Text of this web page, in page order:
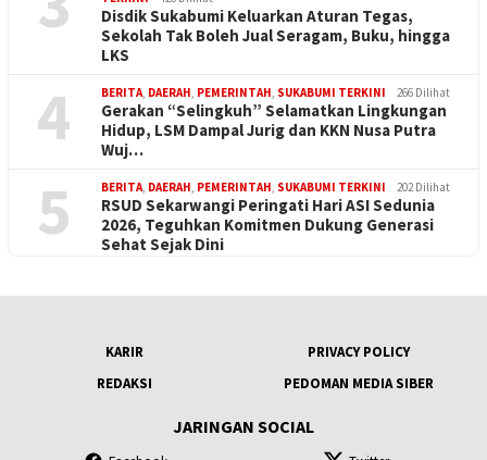
Disdik Sukabumi Keluarkan Aturan Tegas,
Sekolah Tak Boleh Jual Seragam, Buku, hingga
LKS
4 BERITA, DAERAH, PEMERINTAH, SUKABUMI TERKINI 266 Dilihat
Gerakan “Selingkuh” Selamatkan Lingkungan
Hidup, LSM Dampal Jurig dan KKN Nusa Putra
Wuj…
5 BERITA, DAERAH, PEMERINTAH, SUKABUMI TERKINI 202 Dilihat
RSUD Sekarwangi Peringati Hari ASI Sedunia
2026, Teguhkan Komitmen Dukung Generasi
Sehat Sejak Dini
KARIR
PRIVACY POLICY
REDAKSI
PEDOMAN MEDIA SIBER
JARINGAN SOCIAL